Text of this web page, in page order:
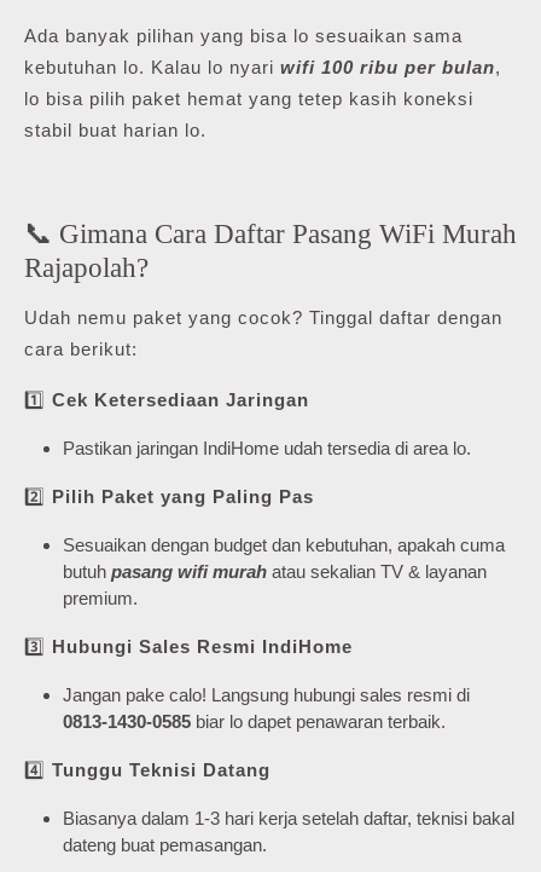
Ada banyak pilihan yang bisa lo sesuaikan sama
kebutuhan lo. Kalau lo nyari wifi 100 ribu per bulan,
lo bisa pilih paket hemat yang tetep kasih koneksi
stabil buat harian lo.
📞 Gimana Cara Daftar Pasang WiFi Murah
Rajapolah?
Udah nemu paket yang cocok? Tinggal daftar dengan
cara berikut:
1️⃣ Cek Ketersediaan Jaringan
Pastikan jaringan IndiHome udah tersedia di area lo.
2️⃣ Pilih Paket yang Paling Pas
Sesuaikan dengan budget dan kebutuhan, apakah cuma
butuh pasang wifi murah atau sekalian TV & layanan
premium.
3️⃣ Hubungi Sales Resmi IndiHome
Jangan pake calo! Langsung hubungi sales resmi di
0813-1430-0585 biar lo dapet penawaran terbaik.
4️⃣ Tunggu Teknisi Datang
Biasanya dalam 1-3 hari kerja setelah daftar, teknisi bakal
dateng buat pemasangan.